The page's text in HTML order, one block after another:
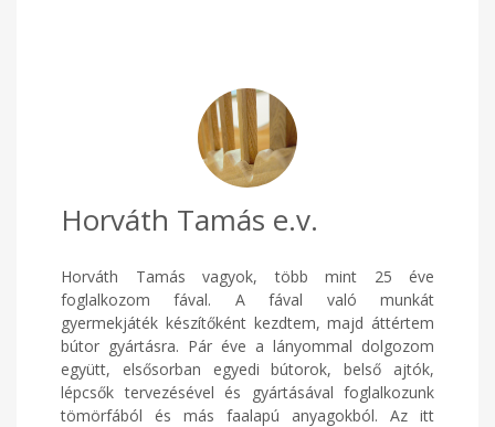
Horváth Tamás e.v.
Horváth Tamás vagyok, több mint 25 éve
foglalkozom fával. A fával való munkát
gyermekjáték készítőként kezdtem, majd áttértem
bútor gyártásra. Pár éve a lányommal dolgozom
együtt, elsősorban egyedi bútorok, belső ajtók,
lépcsők tervezésével és gyártásával foglalkozunk
tömörfából és más faalapú anyagokból. Az itt